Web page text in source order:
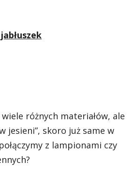
różnych materiałów, ale
jesieni”, skoro już same w
z lampionami czy